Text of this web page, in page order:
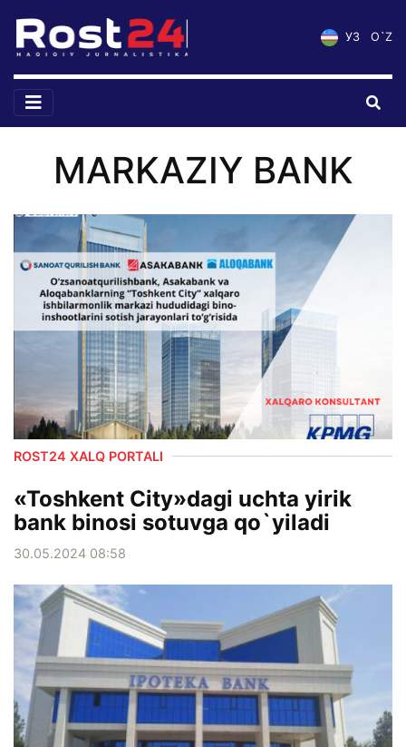
УЗ O`Z
MARKAZIY BANK
ROST24 XALQ PORTALI
«Toshkent City»dagi uchta yirik
bank binosi sotuvga qo`yiladi
30.05.2024 08:58